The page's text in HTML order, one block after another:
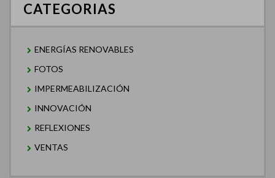
CATEGORIAS
ENERGÍAS RENOVABLES
FOTOS
IMPERMEABILIZACIÓN
INNOVACIÓN
REFLEXIONES
VENTAS